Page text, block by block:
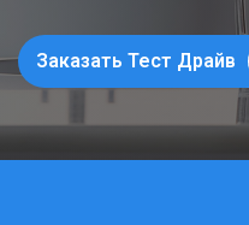
Заказать Тест Драйв